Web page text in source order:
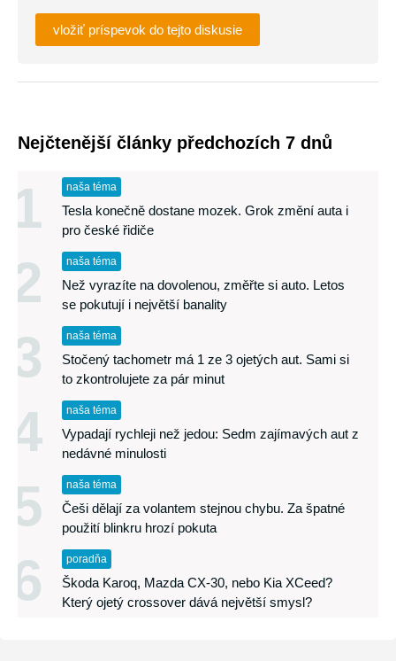
vložiť príspevok do tejto diskusie
Nejčtenější články předchozích 7 dnů
1 naša téma
Tesla konečně dostane mozek. Grok změní auta i
pro české řidiče
2 naša téma
Než vyrazíte na dovolenou, změřte si auto. Letos
se pokutují i největší banality
3 naša téma
Stočený tachometr má 1 ze 3 ojetých aut. Sami si
to zkontrolujete za pár minut
4 naša téma
Vypadají rychleji než jedou: Sedm zajímavých aut z
nedávné minulosti
5 naša téma
Češi dělají za volantem stejnou chybu. Za špatné
použití blinkru hrozí pokuta
6 poradňa
Škoda Karoq, Mazda CX-30, nebo Kia XCeed?
Který ojetý crossover dává největší smysl?